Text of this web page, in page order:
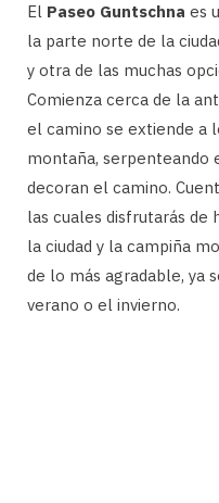
El Paseo Guntschna es
la parte norte de la
y otra de las muchas
Comienza cerca de la
el camino se extiende a
montaña,
decoran el camino.
las cuales disfrutarás de
la ciudad y la campiña
de lo más agradable, ya
verano o el invierno.